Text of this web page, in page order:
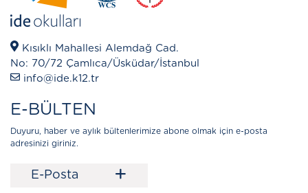
Kısıklı Mahallesi Alemdağ Cad.
No: 70/72 Çamlıca/Üsküdar/İstanbul
info@ide.k12.tr
E-BÜLTEN
Duyuru, haber ve aylık bültenlerimize abone olmak için e-posta
adresinizi giriniz.
E-Posta +